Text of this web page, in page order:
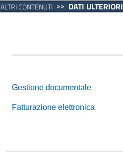
ALTRI CONTENUTI DATI ULTERIORI
Gestione documentale
Fatturazione elettronica